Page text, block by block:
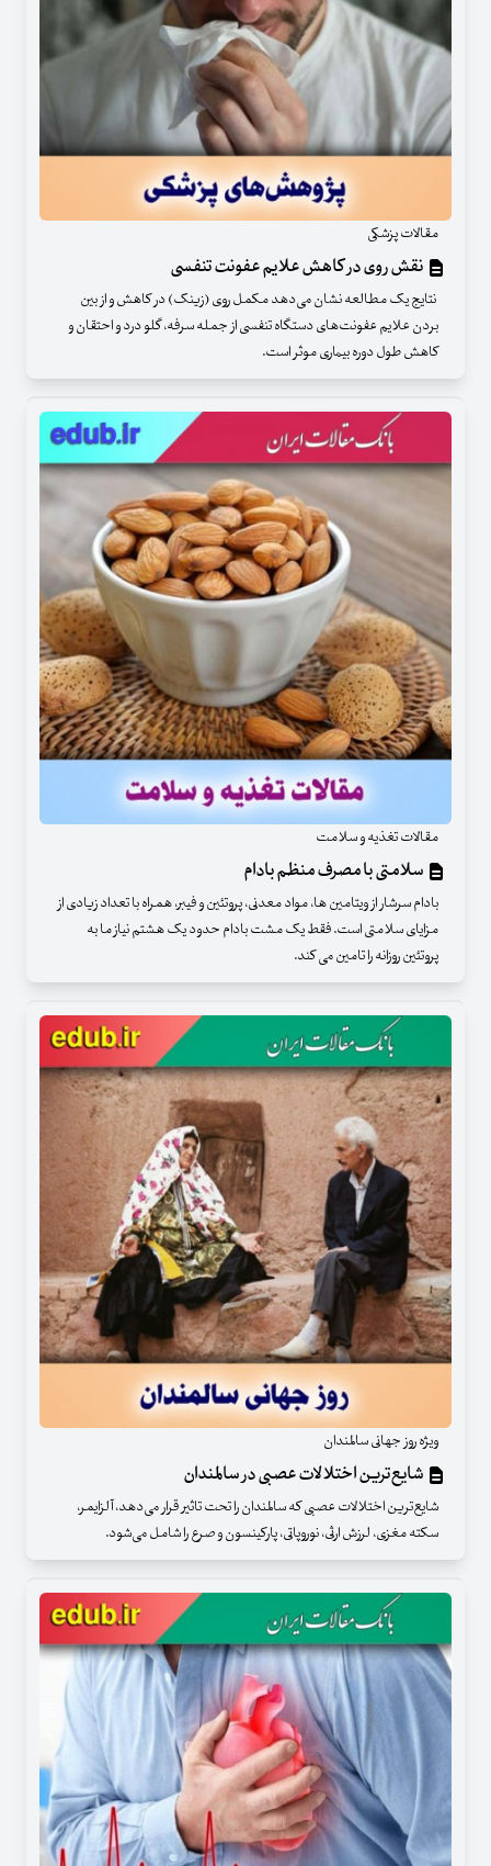
مقالات پزشکی
نقش روی در کاهش علایم عفونت تنفسی
نتایج یک مطالعه نشان می‌دهد مکمل روی (زینک) در کاهش و از بین
بردن علایم عفونت‌های دستگاه تنفسی از جمله سرفه، گلو درد و احتقان و
کاهش طول دوره بیماری موثر است.
مقالات تغذیه و سلامت
سلامتی با مصرف منظم بادام
بادام سرشار از ویتامین ها، مواد معدنی، پروتئین و فیبر، همراه با تعداد زیادی از
مزایای سلامتی است. فقط یک مشت بادام حدود یک هشتم نیاز ما به
پروتئین روزانه را تامین می کند.
ویژه روز جهانی سالمندان
شایع‌ترین اختلالات عصبی در سالمندان
شایع‌ترین اختلالات عصبی که سالمندان را تحت تاثیر قرار می‌دهد، آلزایمر،
سکته مغزی، لرزش ارثی، نوروپاتی، پارکینسون و صرع را شامل می‌شود.